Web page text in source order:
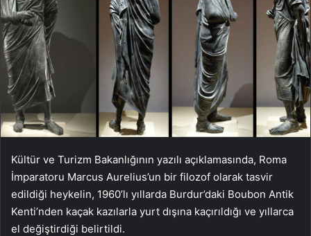
Kültür ve Turizm Bakanlığının yazılı açıklamasında, Roma
İmparatoru Marcus Aurelius’un bir filozof olarak tasvir
edildiği heykelin, 1960’lı yıllarda Burdur’daki Boubon Antik
Kenti’nden kaçak kazılarla yurt dışına kaçırıldığı ve yıllarca
el değiştirdiği belirtildi.